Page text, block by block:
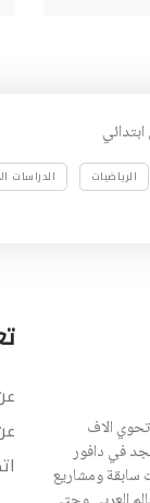
الرياضيات الدراسات
الاف
في دافور
سابقة ومشاريع